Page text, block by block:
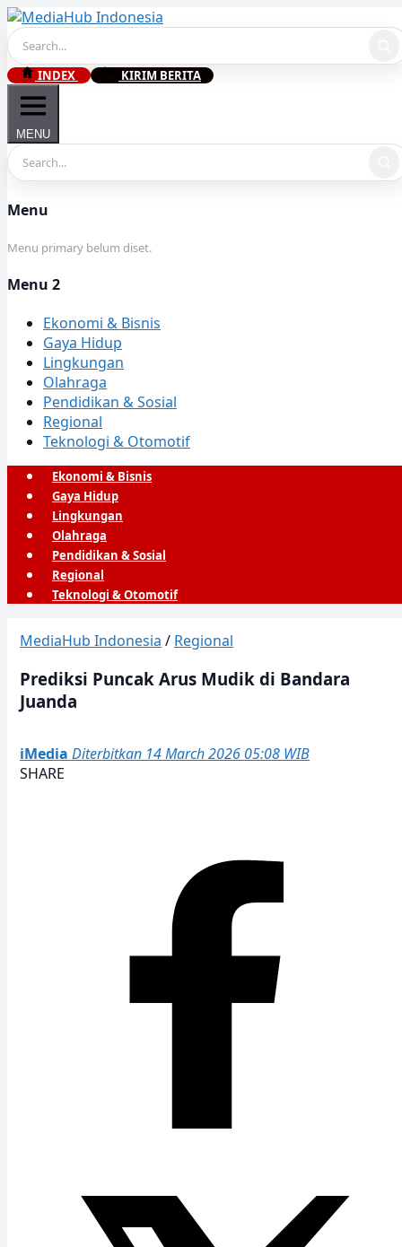
Skip
to
content
INDEX KIRIM BERITA
MENU
Menu
Menu primary belum diset.
Menu 2
Ekonomi & Bisnis
Gaya Hidup
Lingkungan
Olahraga
Pendidikan & Sosial
Regional
Teknologi & Otomotif
Ekonomi & Bisnis
Gaya Hidup
Lingkungan
Olahraga
Pendidikan & Sosial
Regional
Teknologi & Otomotif
MediaHub Indonesia / Regional
Prediksi Puncak Arus Mudik di Bandara
Juanda
iMedia Diterbitkan 14 March 2026 05:08 WIB
SHARE